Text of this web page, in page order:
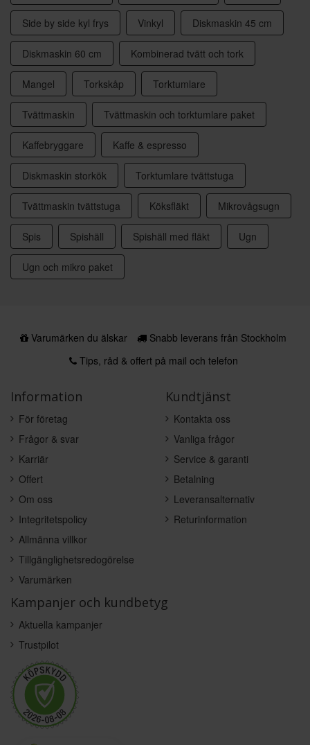
Side by side kyl frys Vinkyl Diskmaskin 45 cm
Diskmaskin 60 cm Kombinerad tvätt och tork
Mangel Torkskåp Torktumlare
Tvättmaskin Tvättmaskin och torktumlare paket
Kaffebryggare Kaffe & espresso
Diskmaskin storkök Torktumlare tvättstuga
Tvättmaskin tvättstuga Köksfläkt Mikrovågsugn
Spis Spishäll Spishäll med fläkt Ugn
Ugn och mikro paket
Varumärken du älskar
Snabb leverans från Stockholm
Tips, råd & offert på mail och telefon
Information
För företag
Frågor & svar
Karriär
Offert
Om oss
Integritetspolicy
Allmänna villkor
Tillgänglighetsredogörelse
Varumärken
Kundtjänst
Kontakta oss
Vanliga frågor
Service & garanti
Betalning
Leveransalternativ
Returinformation
Kampanjer och kundbetyg
Aktuella kampanjer
Trustpilot